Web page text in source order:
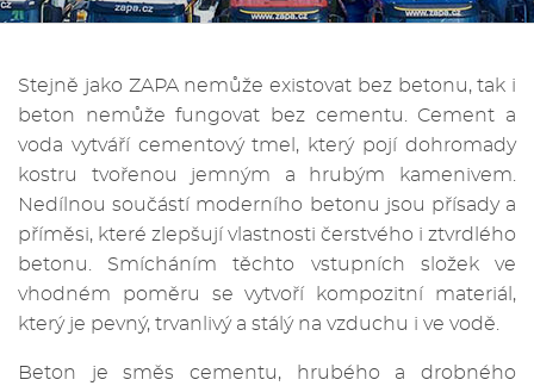
Stejně jako ZAPA nemůže existovat bez betonu, tak i
beton nemůže fungovat bez cementu. Cement a
voda vytváří cementový tmel, který pojí dohromady
kostru tvořenou jemným a hrubým kamenivem.
Nedílnou součástí moderního betonu jsou přísady a
příměsi, které zlepšují vlastnosti čerstvého i ztvrdlého
betonu. Smícháním těchto vstupních složek ve
vhodném poměru se vytvoří kompozitní materiál,
který je pevný, trvanlivý a stálý na vzduchu i ve vodě.
Beton je směs cementu, hrubého a drobného